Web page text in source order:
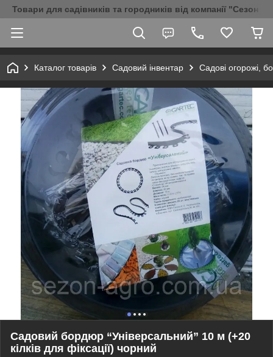
Товари для садівників та городників від компанії "Сезон
Каталог товарів Садовий інвентар Садові огорожі,
Садовий бордюр “Універсальний” 10 м (+20
кілків для фіксації) чорний